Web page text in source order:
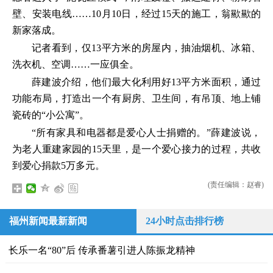
壁、安装电线……10月10日，经过15天的施工，翁歞歞的
新家落成。
记者看到，仅13平方米的房屋内，抽油烟机、冰箱、
洗衣机、空调……一应俱全。
薛建波介绍，他们最大化利用好13平方米面积，通过
功能布局，打造出一个有厨房、卫生间，有吊顶、地上铺
瓷砖的“小公寓”。
“所有家具和电器都是爱心人士捐赠的。”薛建波说，
为老人重建家园的15天里，是一个爱心接力的过程，共收
到爱心捐款5万多元。
(责任编辑：赵睿)
福州新闻最新新闻 24小时点击排行榜
长乐一名“80”后 传承番薯引进人陈振龙精神